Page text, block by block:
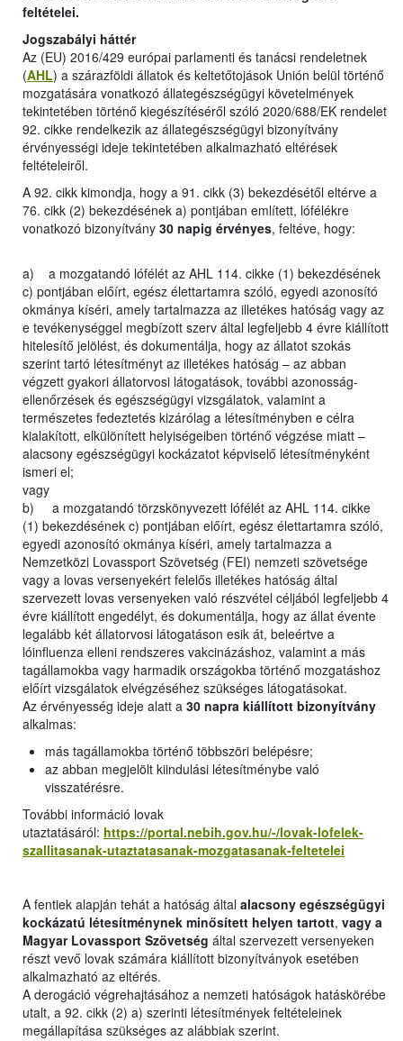
feltételei.
Jogszabályi háttér
Az (EU) 2016/429 európai parlamenti és tanácsi rendeletnek
(AHL) a szárazföldi állatok és keltetőtojások Unión belül történő
mozgatására vonatkozó állategészségügyi követelmények
tekintetében történő kiegészítéséről szóló 2020/688/EK rendelet
92. cikke rendelkezik az állategészségügyi bizonyítvány
érvényességi ideje tekintetében alkalmazható eltérések
feltételeiről.
A 92. cikk kimondja, hogy a 91. cikk (3) bekezdésétől eltérve a
76. cikk (2) bekezdésének a) pontjában említett, lófélékre
vonatkozó bizonyítvány 30 napig érvényes, feltéve, hogy:
a) a mozgatandó lófélét az AHL 114. cikke (1) bekezdésének
c) pontjában előírt, egész élettartamra szóló, egyedi azonosító
okmánya kíséri, amely tartalmazza az illetékes hatóság vagy az
e tevékenységgel megbízott szerv által legfeljebb 4 évre kiállított
hitelesítő jelölést, és dokumentálja, hogy az állatot szokás
szerint tartó létesítményt az illetékes hatóság – az abban
végzett gyakori állatorvosi látogatások, további azonosság-
ellenőrzések és egészségügyi vizsgálatok, valamint a
természetes fedeztetés kizárólag a létesítményben e célra
kialakított, elkülönített helyiségeiben történő végzése miatt –
alacsony egészségügyi kockázatot képviselő létesítményként
ismeri el;
vagy
b) a mozgatandó törzskönyvezett lófélét az AHL 114. cikke
(1) bekezdésének c) pontjában előírt, egész élettartamra szóló,
egyedi azonosító okmánya kíséri, amely tartalmazza a
Nemzetközi Lovassport Szövetség (FEI) nemzeti szövetsége
vagy a lovas versenyekért felelős illetékes hatóság által
szervezett lovas versenyeken való részvétel céljából legfeljebb 4
évre kiállított engedélyt, és dokumentálja, hogy az állat évente
legalább két állatorvosi látogatáson esik át, beleértve a
lóinfluenza elleni rendszeres vakcinázáshoz, valamint a más
tagállamokba vagy harmadik országokba történő mozgatáshoz
előírt vizsgálatok elvégzéséhez szükséges látogatásokat.
Az érvényesség ideje alatt a 30 napra kiállított bizonyítvány
alkalmas:
más tagállamokba történő többszöri belépésre;
az abban megjelölt kiindulási létesítménybe való
visszatérésre.
További információ lovak
utaztatásáról: https://portal.nebih.gov.hu/-/lovak-lofelek-
szallitasanak-utaztatasanak-mozgatasanak-feltetelei
A fentiek alapján tehát a hatóság által alacsony egészségügyi
kockázatú létesítménynek minősített helyen tartott, vagy a
Magyar Lovassport Szövetség által szervezett versenyeken
részt vevő lovak számára kiállított bizonyítványok esetében
alkalmazható az eltérés.
A derogáció végrehajtásához a nemzeti hatóságok hatáskörébe
utalt, a 92. cikk (2) a) szerinti létesítmények feltételeinek
megállapítása szükséges az alábbiak szerint.